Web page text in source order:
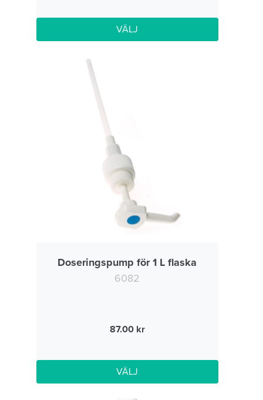
VÄLJ
Doseringspump för 1 L flaska
6082
87.00
VÄLJ